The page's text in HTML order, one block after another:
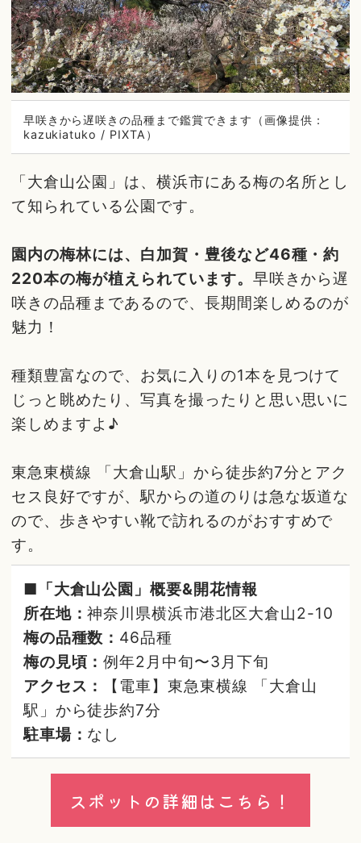
早咲きから遅咲きの品種まで鑑賞できます（画像提供：
kazukiatuko / PIXTA）
「大倉山公園」は、横浜市にある梅の名所とし
て知られている公園です。
園内の梅林には、白加賀・豊後など46種・約
220本の梅が植えられています。 早咲きから遅
咲きの品種まであるので、長期間楽しめるのが
魅力！
種類豊富なので、お気に入りの1本を見つけて
じっと眺めたり、写真を撮ったりと思い思いに
楽しめますよ♪
東急東横線 「大倉山駅」から徒歩約7分とアク
セス良好ですが、駅からの道のりは急な坂道な
ので、歩きやすい靴で訪れるのがおすすめで
す。
■「大倉山公園」概要&開花情報
所在地：神奈川県横浜市港北区大倉山2-10
梅の品種数： 46品種
梅の見頃：例年2月中旬〜3月下旬
アクセス：
【電車】東急東横線 「大倉山
駅」から徒歩約7分
駐車場： なし
スポットの詳細はこちら！